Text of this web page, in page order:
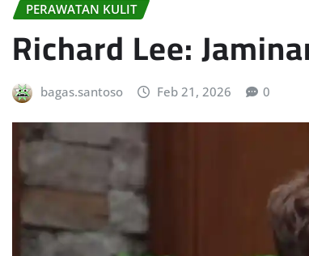
PERAWATAN KULIT
Richard Lee:
bagas.santoso Feb 21, 2026 0